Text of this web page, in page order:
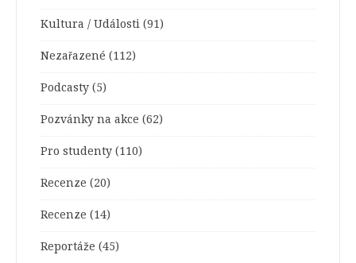
Kultura / Události (91)
Nezařazené (112)
Podcasty (5)
Pozvánky na akce (62)
Pro studenty (110)
Recenze (20)
Recenze (14)
Reportáže (45)